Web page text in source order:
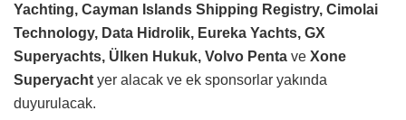
Yachting, Cayman Islands Shipping Registry, Cimolai
Technology, Data Hidrolik, Eureka Yachts, GX
Superyachts, Ülken Hukuk, Volvo Penta ve Xone
Superyacht yer alacak ve ek sponsorlar yakında
duyurulacak.